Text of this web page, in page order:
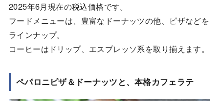
2025年6月現在の税込価格です。
フードメニューは、豊富なドーナッツの他、ピザなどを
ラインナップ。
コーヒーはドリップ、エスプレッソ系を取り揃えます。
ペパロニピザ＆ドーナッツと、本格カフェラテ